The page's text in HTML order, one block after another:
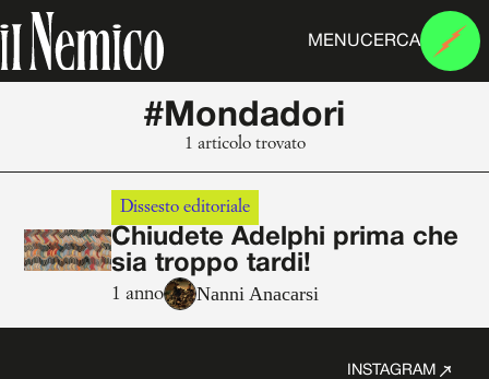
MENUCERCA
#Mondadori
1 articolo trovato
Dissesto editoriale
Chiudete Adelphi prima che
sia troppo tardi!
1 anno Nanni Anacarsi
INSTAGRAM